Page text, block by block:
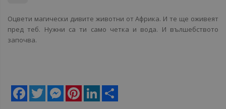
Оцвети магически дивите животни от Африка. И те ще оживеят
пред теб. Нужни са ти само четка и вода. И вълшебството
започва.
Facebook
Twitter MessengerPinterestLinkedIn